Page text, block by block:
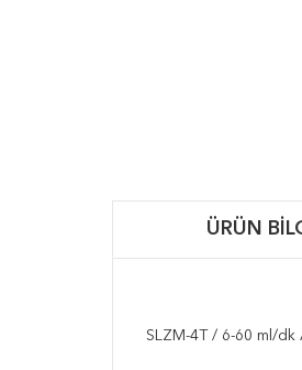
ÜRÜN
SLZM-4T / 6-60 ml/dk